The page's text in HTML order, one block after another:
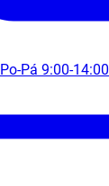
Po-Pá 9:00-14:00